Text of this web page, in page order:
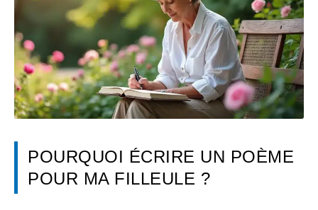
POURQUOI ÉCRIRE UN POÈME
POUR MA FILLEULE ?